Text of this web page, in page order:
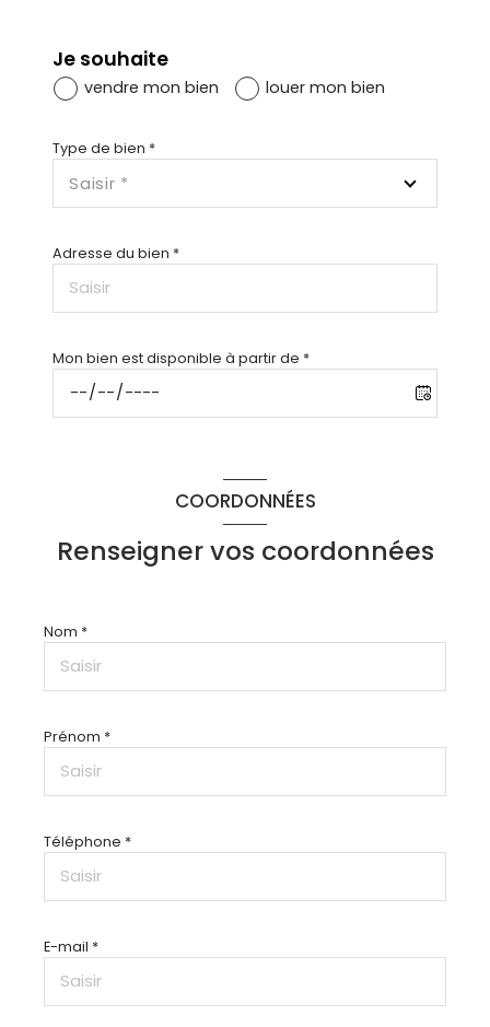
Je souhaite
vendre mon bien louer mon bien
Type de bien *
Saisir *
Adresse du bien *
Mon bien est disponible à partir de *
COORDONNÉES
Renseigner vos coordonnées
Nom *
Prénom *
Téléphone *
E-mail *